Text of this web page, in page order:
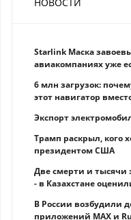
Starlink Маска
авиакомпаниях уже
6 млн загрузок:
этот навигатор
Экспорт
Трамп раскрыл, кого
президентом США
Две смерти и тысячи
- в Казахстане
В России возбудили
приложений MAX и